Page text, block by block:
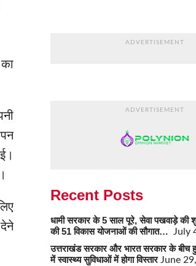
ADVERTISEMENT
ADVERTISEMENT
Recent Posts
धामी सरकार के 5 साल पूरे, सेवा पखवाड़े
की 51 विकास योजनाओं की सौगात… July
उत्तराखंड सरकार और भारत सरकार के बीच
में स्वास्थ्य सुविधाओं में होगा विस्तार June